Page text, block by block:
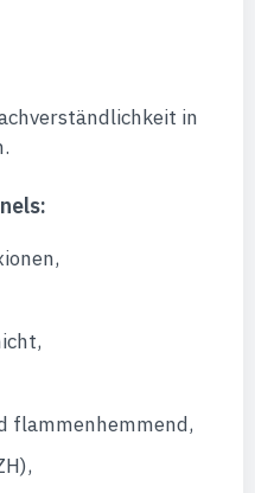
in
flammenhemmend,